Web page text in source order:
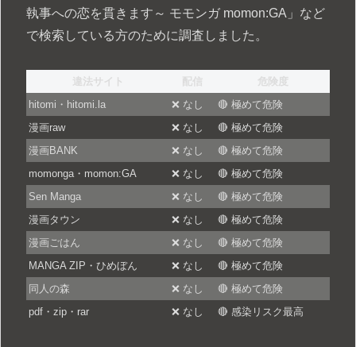
執事への恋を貫きます～ モモンガ momon:GA」など
で検索している方のために調査しました。
違法サイト 配信
危険度
hitomi・hitomi.la
❌ なし
🔴 極めて危険
漫画raw
❌ なし
🔴 極めて危険
漫画BANK
❌ なし
🔴 極めて危険
momonga・momon:GA
❌ なし
🔴 極めて危険
Sen Manga
❌ なし
🔴 極めて危険
漫画タウン
❌ なし
🔴 極めて危険
漫画ごはん
❌ なし
🔴 極めて危険
MANGA ZIP・ひめぼん
❌ なし
🔴 極めて危険
同人の森
❌ なし
🔴 極めて危険
pdf・zip・rar
❌ なし 🔴 感染リスク最高